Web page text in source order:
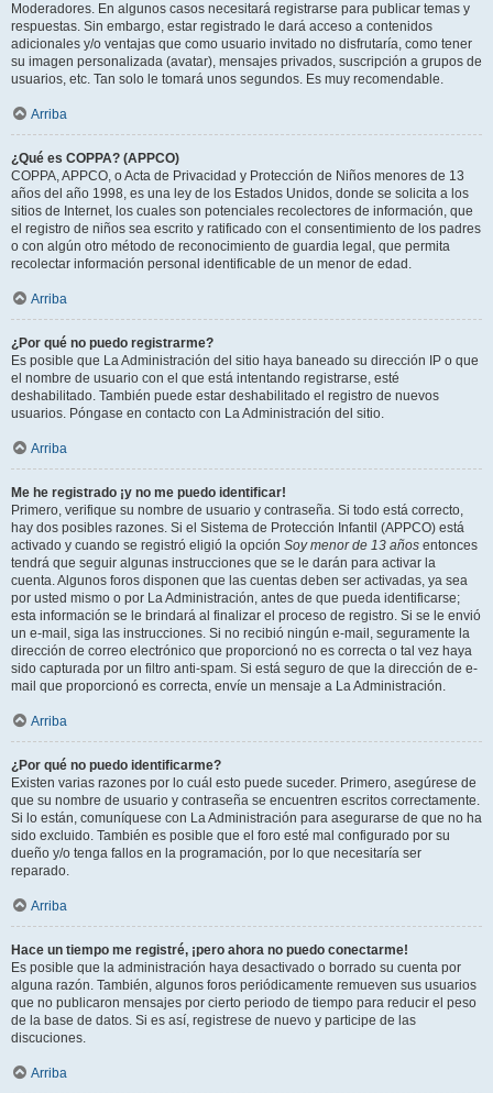
Moderadores. En algunos casos necesitará registrarse para publicar temas y
respuestas. Sin embargo, estar registrado le dará acceso a contenidos
adicionales y/o ventajas que como usuario invitado no disfrutaría, como tener
su imagen personalizada (avatar), mensajes privados, suscripción a grupos de
usuarios, etc. Tan solo le tomará unos segundos. Es muy recomendable.
Arriba
¿Qué es COPPA? (APPCO)
COPPA, APPCO, o Acta de Privacidad y Protección de Niños menores de 13
años del año 1998, es una ley de los Estados Unidos, donde se solicita a los
sitios de Internet, los cuales son potenciales recolectores de información, que
el registro de niños sea escrito y ratificado con el consentimiento de los padres
o con algún otro método de reconocimiento de guardia legal, que permita
recolectar información personal identificable de un menor de edad.
Arriba
¿Por qué no puedo registrarme?
Es posible que La Administración del sitio haya baneado su dirección IP o que
el nombre de usuario con el que está intentando registrarse, esté
deshabilitado. También puede estar deshabilitado el registro de nuevos
usuarios. Póngase en contacto con La Administración del sitio.
Arriba
Me he registrado ¡y no me puedo identificar!
Primero, verifique su nombre de usuario y contraseña. Si todo está correcto,
hay dos posibles razones. Si el Sistema de Protección Infantil (APPCO) está
activado y cuando se registró eligió la opción Soy menor de 13 años entonces
tendrá que seguir algunas instrucciones que se le darán para activar la
cuenta. Algunos foros disponen que las cuentas deben ser activadas, ya sea
por usted mismo o por La Administración, antes de que pueda identificarse;
esta información se le brindará al finalizar el proceso de registro. Si se le envió
un e-mail, siga las instrucciones. Si no recibió ningún e-mail, seguramente la
dirección de correo electrónico que proporcionó no es correcta o tal vez haya
sido capturada por un filtro anti-spam. Si está seguro de que la dirección de e-
mail que proporcionó es correcta, envíe un mensaje a La Administración.
Arriba
¿Por qué no puedo identificarme?
Existen varias razones por lo cuál esto puede suceder. Primero, asegúrese de
que su nombre de usuario y contraseña se encuentren escritos correctamente.
Si lo están, comuníquese con La Administración para asegurarse de que no ha
sido excluido. También es posible que el foro esté mal configurado por su
dueño y/o tenga fallos en la programación, por lo que necesitaría ser
reparado.
Arriba
Hace un tiempo me registré, ¡pero ahora no puedo conectarme!
Es posible que la administración haya desactivado o borrado su cuenta por
alguna razón. También, algunos foros periódicamente remueven sus usuarios
que no publicaron mensajes por cierto periodo de tiempo para reducir el peso
de la base de datos. Si es así, registrese de nuevo y participe de las
discuciones.
Arriba